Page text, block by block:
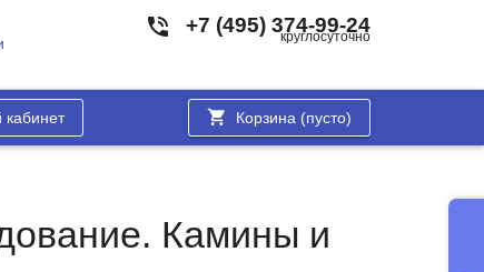
+7 (495) 374-99-24
круглосуточно
кабинет Корзина (пусто)
Камины и